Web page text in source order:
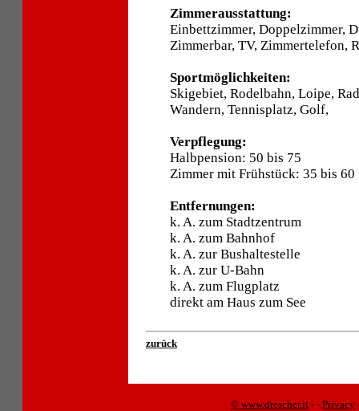
Zimmerausstattung:
Einbettzimmer, Doppelzimmer,
Zimmerbar, TV, Zimmertelefon,
Sportmöglichkeiten:
Skigebiet, Rodelbahn, Loipe,
Wandern, Tennisplatz, Golf,
Verpflegung:
Halbpension: 50 bis 75
Zimmer mit Frühstück: 35 bis 60
Entfernungen:
k. A. zum Stadtzentrum
k. A. zum Bahnhof
k. A. zur Bushaltestelle
k. A. zur U-Bahn
k. A. zum Flugplatz
direkt am Haus zum See
zurück
© www.drescher.it - - Privacy